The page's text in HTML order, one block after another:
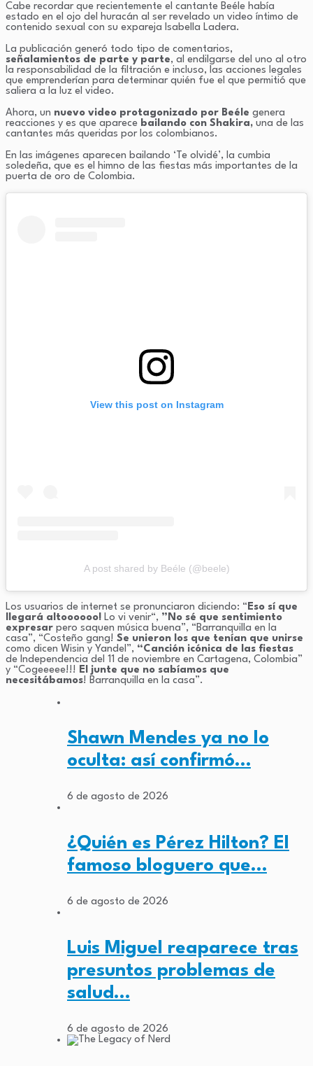
Cabe recordar que recientemente el cantante Beéle había
estado en el ojo del huracán al ser revelado un video íntimo de
contenido sexual con su expareja Isabella Ladera.
La publicación generó todo tipo de comentarios,
señalamientos de parte y parte, al endilgarse del uno al otro
la responsabilidad de la filtración e incluso, las acciones legales
que emprenderían para determinar quién fue el que permitió que
saliera a la luz el video.
Ahora, un nuevo video protagonizado por Beéle genera
reacciones y es que aparece bailando con Shakira, una de las
cantantes más queridas por los colombianos.
En las imágenes aparecen bailando ‘Te olvidé’, la cumbia
soledeña, que es el himno de las fiestas más importantes de la
puerta de oro de Colombia.
View this post on Instagram
A post shared by Beéle (@beele)
Los usuarios de internet se pronunciaron diciendo: “ Eso sí que
llegará altoooooo! Lo vi venir“, ”No sé que sentimiento
expresar pero saquen música buena”, “Barranquilla en la
casa”, “Costeño gang! Se unieron los que tenían que unirse
como dicen Wisin y Yandel”, “Canción icónica de las fiestas
de Independencia del 11 de noviembre en Cartagena, Colombia”
y “Cogeeeee!!! El junte que no sabíamos que
necesitábamos! Barranquilla en la casa”.
Shawn Mendes ya no lo
oculta: así confirmó…
6 de agosto de 2026
¿Quién es Pérez Hilton? El
famoso bloguero que…
6 de agosto de 2026
Luis Miguel reaparece tras
presuntos problemas de
salud…
6 de agosto de 2026